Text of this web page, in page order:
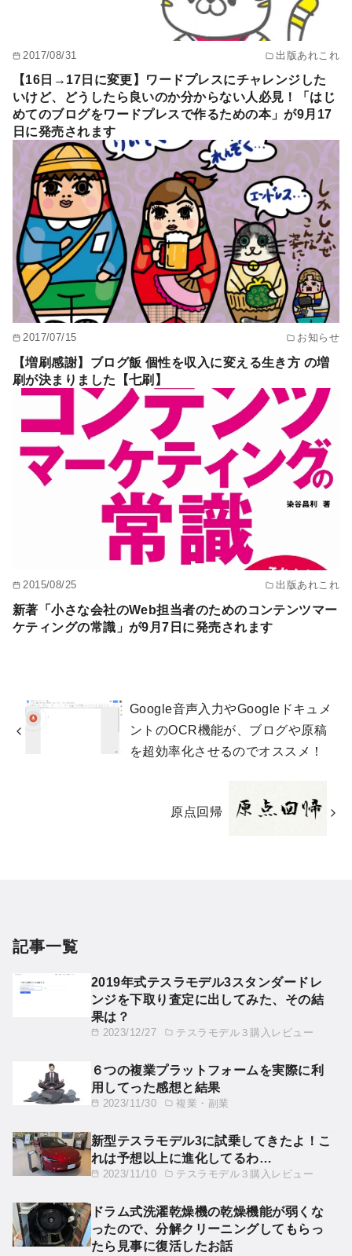
2017/08/31 出版あれこれ
【16日→17日に変更】ワードプレスにチャレンジした
いけど、どうしたら良いのか分からない人必見！「はじ
めてのブログをワードプレスで作るための本」が9月17
日に発売されます
2017/07/15 お知らせ
【増刷感謝】ブログ飯 個性を収入に変える生き方 の増
刷が決まりました【七刷】
2015/08/25 出版あれこれ
新著「小さな会社のWeb担当者のためのコンテンツマー
ケティングの常識」が9月7日に発売されます
Google音声入力やGoogleドキュメ
ントのOCR機能が、ブログや原稿
を超効率化させるのでオススメ！
原点回帰
記事一覧
2023/12/27 テスラモデル３購入レビュー
2019年式テスラモデル3スタンダードレ
ンジを下取り査定に出してみた、その結
果は？
2023/11/30 複業・副業
６つの複業プラットフォームを実際に利
用してった感想と結果
2023/11/10 テスラモデル３購入レビュー
新型テスラモデル3に試乗してきたよ！こ
れは予想以上に進化してるわ…
ドラム式洗濯乾燥機の乾燥機能が弱くな
ったので、分解クリーニングしてもらっ
たら見事に復活したお話